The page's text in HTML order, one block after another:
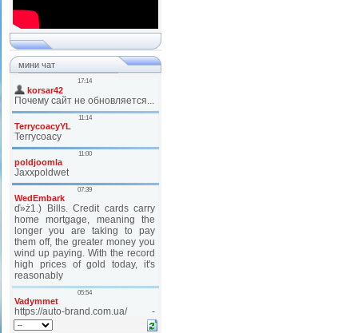
мини чат